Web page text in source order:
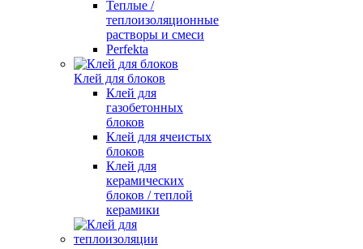
Теплые /
теплоизоляционные
растворы и смеси
Perfekta
Клей для блоков
Клей для
газобетонных
блоков
Клей для ячеистых
блоков
Клей для
керамических
блоков / теплой
керамики